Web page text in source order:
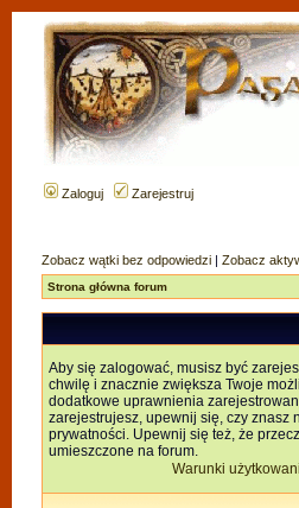
Zaloguj Zarejestruj
Zobacz wątki bez odpowiedzi | Zobacz
Strona główna forum
Aby się zalogować, musisz być
chwilę i znacznie zwiększa Twoje
dodatkowe uprawnienia
zarejestrujesz, upewnij się, czy znasz
prywatności. Upewnij się też, że
umieszczone na forum.
Warunki